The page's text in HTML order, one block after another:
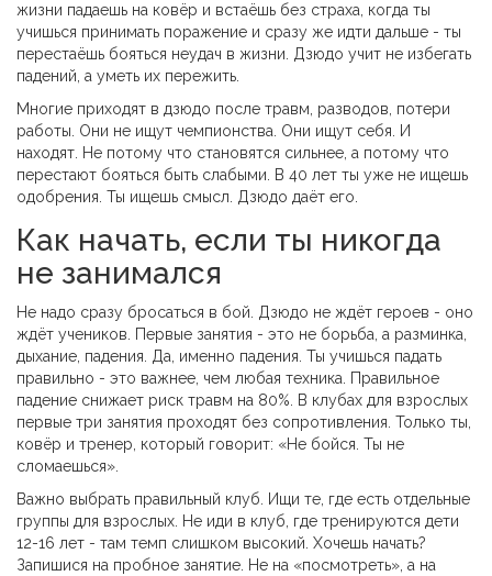
жизни падаешь на ковёр и встаёшь без страха, когда ты
учишься принимать поражение и сразу же идти дальше - ты
перестаёшь бояться неудач в жизни. Дзюдо учит не избегать
падений, а уметь их пережить.
Многие приходят в дзюдо после травм, разводов, потери
работы. Они не ищут чемпионства. Они ищут себя. И
находят. Не потому что становятся сильнее, а потому что
перестают бояться быть слабыми. В 40 лет ты уже не ищешь
одобрения. Ты ищешь смысл. Дзюдо даёт его.
Как начать, если ты никогда
не занимался
Не надо сразу бросаться в бой. Дзюдо не ждёт героев - оно
ждёт учеников. Первые занятия - это не борьба, а разминка,
дыхание, падения. Да, именно падения. Ты учишься падать
правильно - это важнее, чем любая техника. Правильное
падение снижает риск травм на 80%. В клубах для взрослых
первые три занятия проходят без сопротивления. Только ты,
ковёр и тренер, который говорит: «Не бойся. Ты не
сломаешься».
Важно выбрать правильный клуб. Ищи те, где есть отдельные
группы для взрослых. Не иди в клуб, где тренируются дети
12-16 лет - там темп слишком высокий. Хочешь начать?
Запишися на пробное занятие. Не на «посмотреть», а на